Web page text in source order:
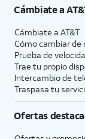
Cámbiate a
Cámbiate a AT&T
Cómo cambiar
Prueba de
Trae tu propio
Intercambio de
Traspasa tu
Ofertas